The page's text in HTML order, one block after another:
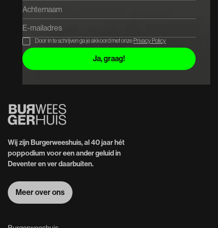
Door in te schrijven ga je akkoord met onze Privacy Policy
Wij zijn Burgerweeshuis, al 40 jaar hét
poppodium voor een ander geluid in
Deventer en ver daarbuiten.
Meer over ons